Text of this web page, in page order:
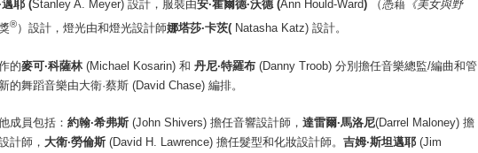
邁耶(Stanley A. Meyer) 設計，服裝由安·霍爾德·沃德(Ann Hould-Ward) （憑藉《美女與野
®）設計，燈光由和燈光設計師娜塔莎·卡茨(Natasha Katz) 設計。
的麥可·科薩林 (Michael Kosarin) 和 丹尼·特羅布(Danny Troob) 分別擔任音樂總監/編曲和管
的舞蹈音樂由大衛·蔡斯 (David Chase) 編排。
成員包括： 約翰·希弗斯(John Shivers) 擔任音響設計師， 達雷爾·馬洛尼(Darrel Maloney) 擔
計師， 大衛·勞倫斯(David H. Lawrence) 擔任髮型和化妝設計師。 吉姆·斯坦邁耶(Jim